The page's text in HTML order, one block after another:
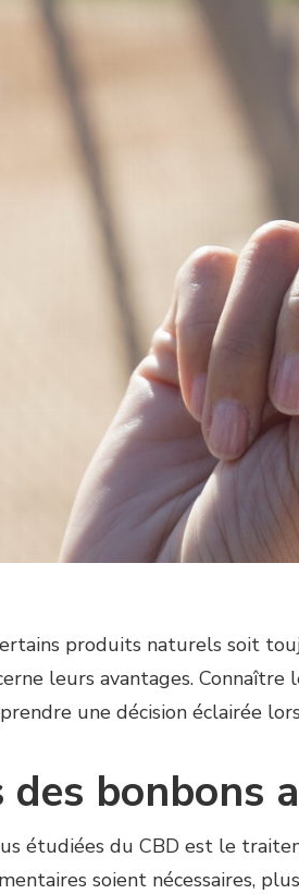
produits naturels soit
leurs avantages.
une décision éclairée
bonbons
étudiées du CBD est le
soient nécessaires,